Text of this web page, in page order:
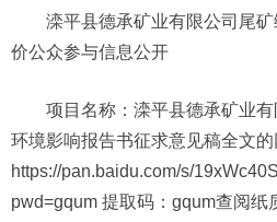
滦平县德承矿业有限公司尾
价公众参与信息公开
项目名称：滦平县德承矿业
环境影响报告书征求意见稿全文的
https://pan.baidu.com/s/
pwd=gqum 提取码：gqum查阅纸